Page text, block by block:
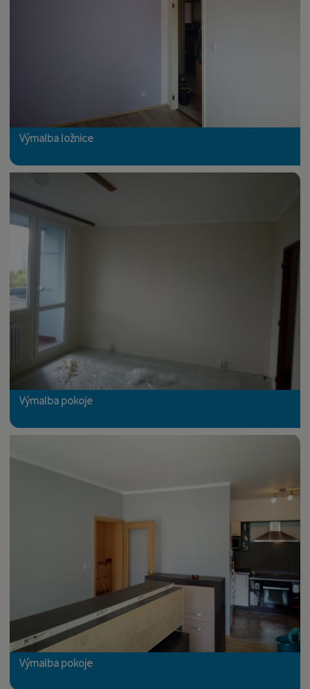
Výmalba ložnice
Výmalba pokoje
Výmalba pokoje